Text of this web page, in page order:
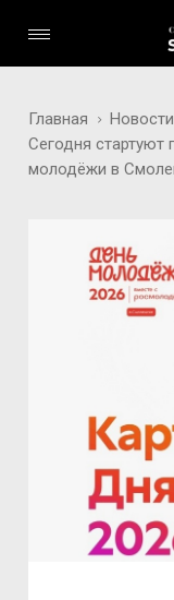
Главная
Новости
Сегодня стартуют
молодёжи в